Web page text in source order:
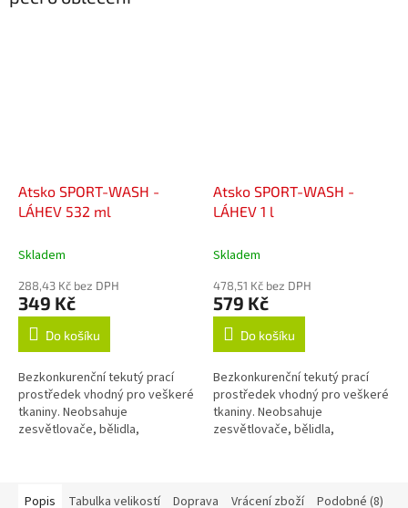
Atsko SPORT-WASH -
LÁHEV 532 ml
Skladem
288,43 Kč bez DPH
349 Kč
Do košíku
Bezkonkurenční tekutý prací
prostředek vhodný pro veškeré
tkaniny. Neobsahuje
zesvětlovače, bělidla,
Atsko SPORT-WASH -
LÁHEV 1 l
Skladem
478,51 Kč bez DPH
579 Kč
Do košíku
Bezkonkurenční tekutý prací
prostředek vhodný pro veškeré
tkaniny. Neobsahuje
zesvětlovače, bělidla,
Popis
Tabulka velikostí Doprava Vrácení zboží Podobné (8)